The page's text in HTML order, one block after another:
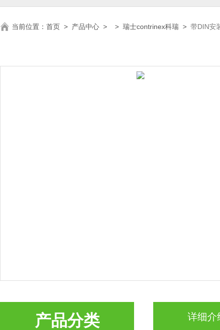
当前位置： 首页 > 产品中心 > > 瑞士contrinex科瑞 > 带DIN安
产品分类 详细介